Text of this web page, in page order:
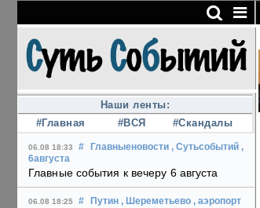
Наши ленты:
#Главная
#ВСЯ #Скандалы
06.08 18:33 # Главныеновости , Сутьсобытий ,
6августа
Главные события к вечеру 6 августа
06.08 18:25 # Путин , Шереметьево , аэропорт